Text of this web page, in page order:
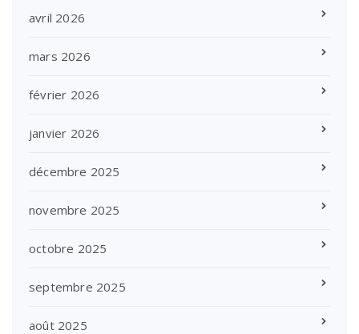
avril 2026
mars 2026
février 2026
janvier 2026
décembre 2025
novembre 2025
octobre 2025
septembre 2025
août 2025